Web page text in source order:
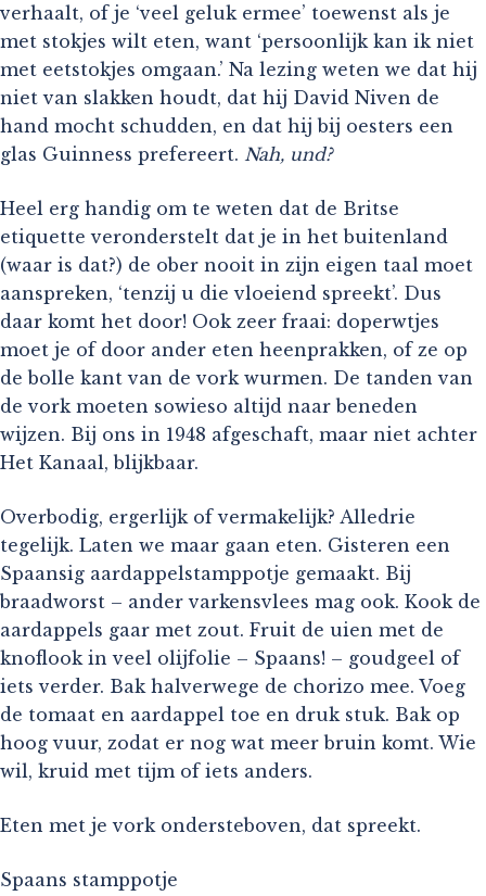
verhaalt, of je ‘veel geluk ermee’ toewenst als je
met stokjes wilt eten, want ‘persoonlijk kan ik niet
met eetstokjes omgaan.’ Na lezing weten we dat hij
niet van slakken houdt, dat hij David Niven de
hand mocht schudden, en dat hij bij oesters een
glas Guinness prefereert. Nah, und?
Heel erg handig om te weten dat de Britse
etiquette veronderstelt dat je in het buitenland
(waar is dat?) de ober nooit in zijn eigen taal moet
aanspreken, ‘tenzij u die vloeiend spreekt’. Dus
daar komt het door! Ook zeer fraai: doperwtjes
moet je of door ander eten heenprakken, of ze op
de bolle kant van de vork wurmen. De tanden van
de vork moeten sowieso altijd naar beneden
wijzen. Bij ons in 1948 afgeschaft, maar niet achter
Het Kanaal, blijkbaar.
Overbodig, ergerlijk of vermakelijk? Alledrie
tegelijk. Laten we maar gaan eten. Gisteren een
Spaansig aardappelstamppotje gemaakt. Bij
braadworst – ander varkensvlees mag ook. Kook de
aardappels gaar met zout. Fruit de uien met de
knoflook in veel olijfolie – Spaans! – goudgeel of
iets verder. Bak halverwege de chorizo mee. Voeg
de tomaat en aardappel toe en druk stuk. Bak op
hoog vuur, zodat er nog wat meer bruin komt. Wie
wil, kruid met tijm of iets anders.
Eten met je vork ondersteboven, dat spreekt.
Spaans stamppotje